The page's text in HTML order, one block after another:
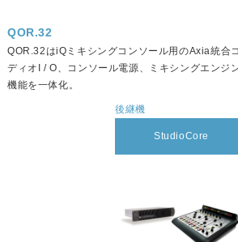
QOR.32
QOR.32はiQミキシングコンソール用のAxia統合
ディオI / O、コンソール電源、ミキシングエンジ
機能を一体化。
後継機
StudioCore